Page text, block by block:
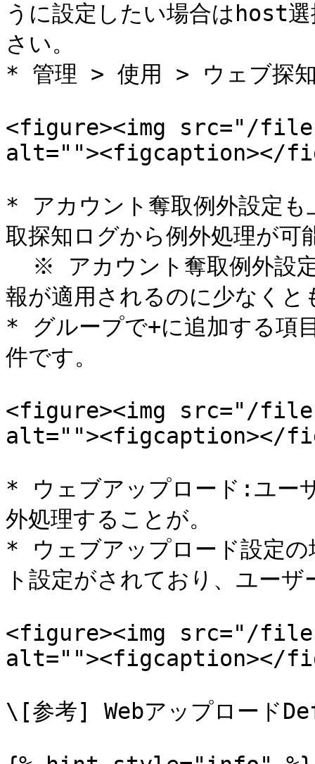
うに設定したい場合はhost
さい。
* 管理 > 使用 > ウェブ探
<figure><img src="/
alt=""><figcaption></
* アカウント奪取例外設定も
取探知ログから例外処理が可
報が適用されるのに少なく
* グループで+に追加する項
件です。
<figure><img src="/files/
alt=""><figcaption></
* ウェブアップロード:ユー
外処理することが。
* ウェブアップロード設定の
ト設定がされており、ユー
<figure><img src="/
alt=""><figcaption></
\[参考] Webアップロード